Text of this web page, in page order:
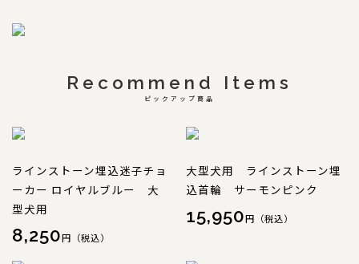
Recommend Items
ピックアップ商品
ラインストーン埋込迷子チョ
ーカー ロイヤルブルー 大
型犬用
8,250円（税込）
大型犬用 ラインストーン埋
込首輪 サーモンピンク
15,950円（税込）